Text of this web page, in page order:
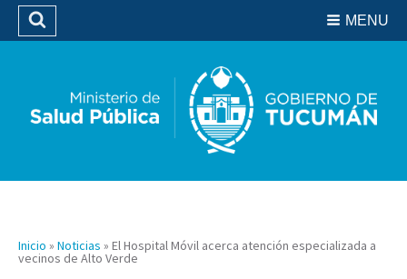
Biblioteca
MENU
Buscar
Inicio » Noticias » El Hospital Móvil acerca atención especializada a
vecinos de Alto Verde